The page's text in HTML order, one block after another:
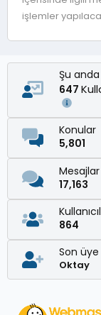
işlemler
647
Konular
5,801
Mesajlar
17,163
864
Son üye
Oktay